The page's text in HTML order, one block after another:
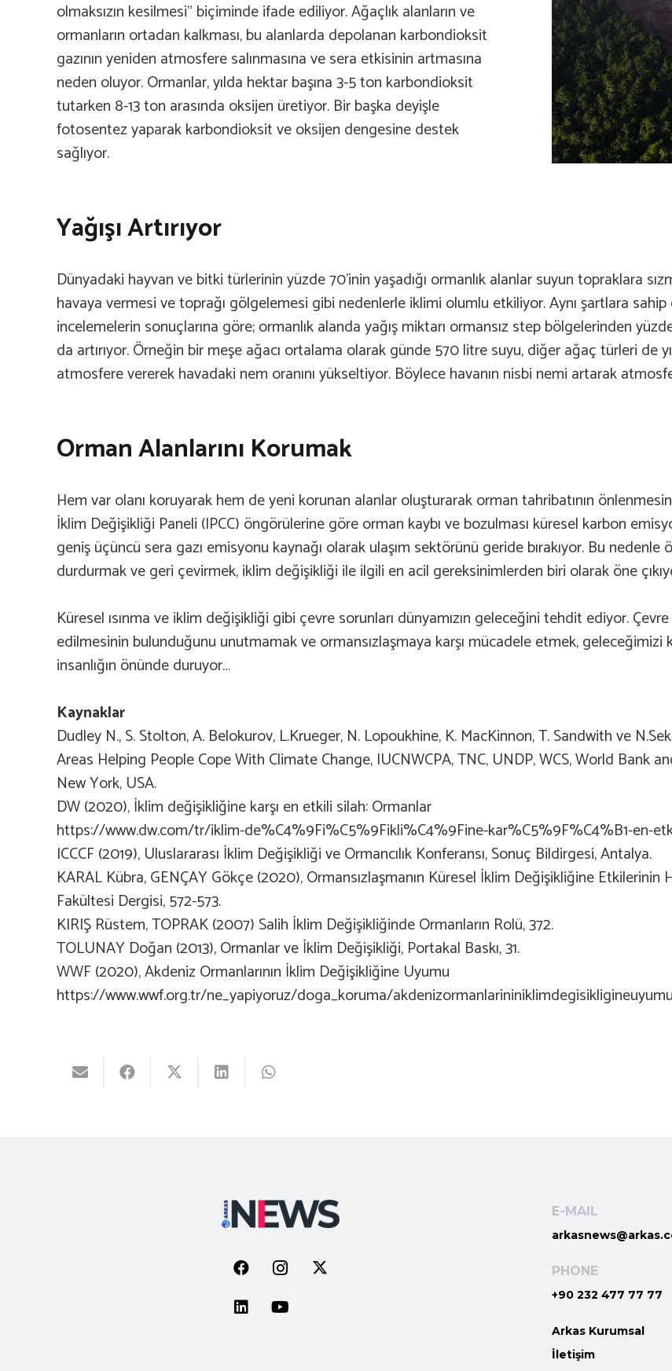
olmaksızın kesilmesi” biçiminde ifade ediliyor. Ağaçlık alanların ve
ormanların ortadan kalkması, bu alanlarda depolanan karbondioksit
gazının yeniden atmosfere salınmasına ve sera etkisinin artmasına
neden oluyor. Ormanlar, yılda hektar başına 3-5 ton karbondioksit
tutarken 8-13 ton arasında oksijen üretiyor. Bir başka deyişle
fotosentez yaparak karbondioksit ve oksijen dengesine destek
sağlıyor.
Yağışı Artırıyor
Dünyadaki hayvan ve bitki türlerinin yüzde 70’inin yaşadığı ormanlık alanlar suyun topraklara
havaya vermesi ve toprağı gölgelemesi gibi nedenlerle iklimi olumlu etkiliyor. Aynı şartlara sahip
incelemelerin sonuçlarına göre; ormanlık alanda yağış miktarı ormansız step bölgelerinden
da artırıyor. Örneğin bir meşe ağacı ortalama olarak günde 570 litre suyu, diğer ağaç türleri de
atmosfere vererek havadaki nem oranını yükseltiyor. Böylece havanın nisbi nemi artarak
Orman Alanlarını Korumak
Hem var olanı koruyarak hem de yeni korunan alanlar oluşturarak orman tahribatının
İklim Değişikliği Paneli (IPCC) öngörülerine göre orman kaybı ve bozulması küresel karbon
geniş üçüncü sera gazı emisyonu kaynağı olarak ulaşım sektörünü geride bırakıyor. Bu
durdurmak ve geri çevirmek, iklim değişikliği ile ilgili en acil gereksinimlerden biri olarak öne
Küresel ısınma ve iklim değişikliği gibi çevre sorunları dünyamızın geleceğini tehdit ediyor.
edilmesinin bulunduğunu unutmamak ve ormansızlaşmaya karşı mücadele etmek,
insanlığın önünde duruyor…
Kaynaklar
Dudley N., S. Stolton, A. Belokurov, L.Krueger, N. Lopoukhine, K. MacKinnon, T. Sandwith ve
Areas Helping People Cope With Climate Change, IUCNWCPA, TNC, UNDP, WCS, World Bank
New York, USA.
DW (2020), İklim değişikliğine karşı en etkili silah: Ormanlar
https://www.dw.com/tr/iklim-de%C4%9Fi%C5%9Fikli%C4%9Fine-kar%C5%9F%C4%B1-en-
ICCCF (2019), Uluslararası İklim Değişikliği ve Ormancılık Konferansı, Sonuç Bildirgesi, Antalya.
KARAL Kübra, GENÇAY Gökçe (2020), Ormansızlaşmanın Küresel İklim Değişikliğine Etkilerinin
Fakültesi Dergisi, 572-573.
KIRIŞ Rüstem, TOPRAK (2007) Salih İklim Değişikliğinde Ormanların Rolü, 372.
TOLUNAY Doğan (2013), Ormanlar ve İklim Değişikliği, Portakal Baskı, 31.
WWF (2020), Akdeniz Ormanlarının İklim Değişikliğine Uyumu
https://www.wwf.org.tr/ne_yapiyoruz/doga_koruma/akdenizormanlarininiklimdegisikligineuyumu
E-MAIL
PHONE
+90 232 477 77 77
Arkas Kurumsal
İletişim